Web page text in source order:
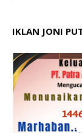
IKLAN JONI